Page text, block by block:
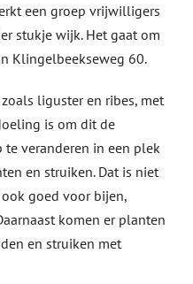
een groep vrijwilligers
stukje wijk. Het gaat om
Klingelbeekseweg 60.
liguster en ribes, met
is om dit de
veranderen in een plek
en struiken. Dat is niet
goed voor bijen,
komen er planten
en struiken met